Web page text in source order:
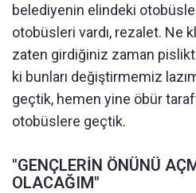
belediyenin elindeki
otobüsleri vardı, rezalet. Ne
zaten girdiğiniz zaman
ki bunları değiştirmemiz
geçtik, hemen yine öbür
otobüslere geçtik.
"GENÇLERİN ÖNÜNÜ
OLACAĞIM"